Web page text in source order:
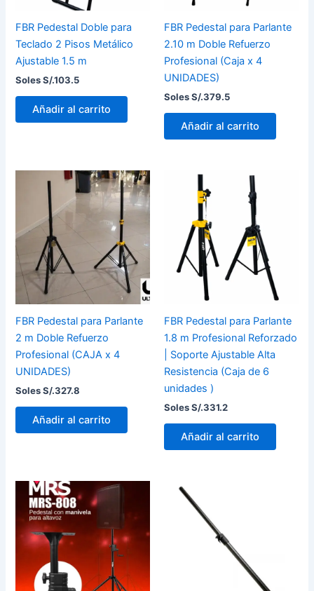
FBR Pedestal Doble para
Teclado 2 Pisos Metálico
Ajustable 1.5 m
Soles S/.103.5
Añadir al carrito
FBR Pedestal para Parlante
2.10 m Doble Refuerzo
Profesional (Caja x 4
UNIDADES)
Soles S/.379.5
Añadir al carrito
FBR Pedestal para Parlante
2 m Doble Refuerzo
Profesional (CAJA x 4
UNIDADES)
Soles S/.327.8
Añadir al carrito
FBR Pedestal para Parlante
1.8 m Profesional Reforzado
| Soporte Ajustable Alta
Resistencia (Caja de 6
unidades )
Soles S/.331.2
Añadir al carrito